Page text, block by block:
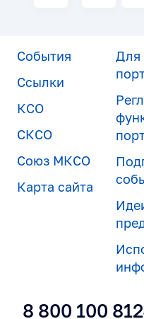
События
Ссылки
КСО
СКСО
Союз МКСО
Карта сайта
Для
8 800 100